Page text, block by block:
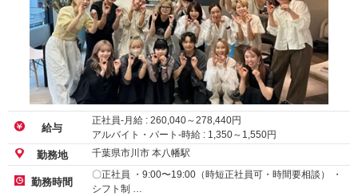
給与
正社員-月給 : 260,040～278,440円
アルバイト・パート-時給 : 1,350～ 1,550円
勤務地 千葉県市川市 本八幡駅
勤務時間
〇正社員 ・9:00〜19:00（時短正社員可・時間要相談） ・
シフト制 …